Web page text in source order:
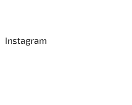
Instagram